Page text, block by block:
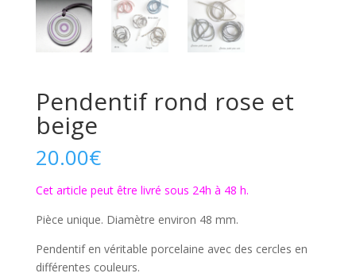
Pendentif rond rose et
beige
20.00€
Cet article peut être livré sous 24h à 48 h.
Pièce unique. Diamètre environ 48 mm.
Pendentif en véritable porcelaine avec des cercles en
différentes couleurs.